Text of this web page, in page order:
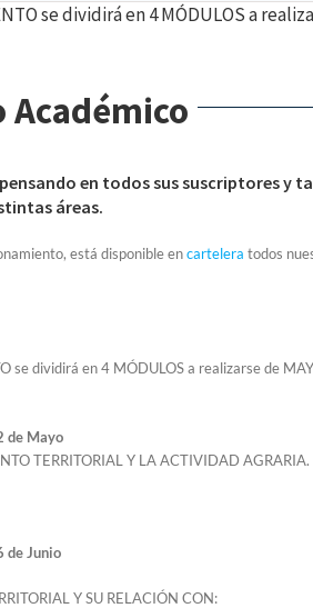
se dividirá en 4 MÓDULOS a
Académico
pensando en todos sus suscriptores
áreas.
está disponible encartelera todos
se dividirá en 4 MÓDULOS a realizarse de
de Mayo
TERRITORIAL Y LA ACTIVIDAD AGRARIA.
de Junio
Y SU RELACIÓN CON: